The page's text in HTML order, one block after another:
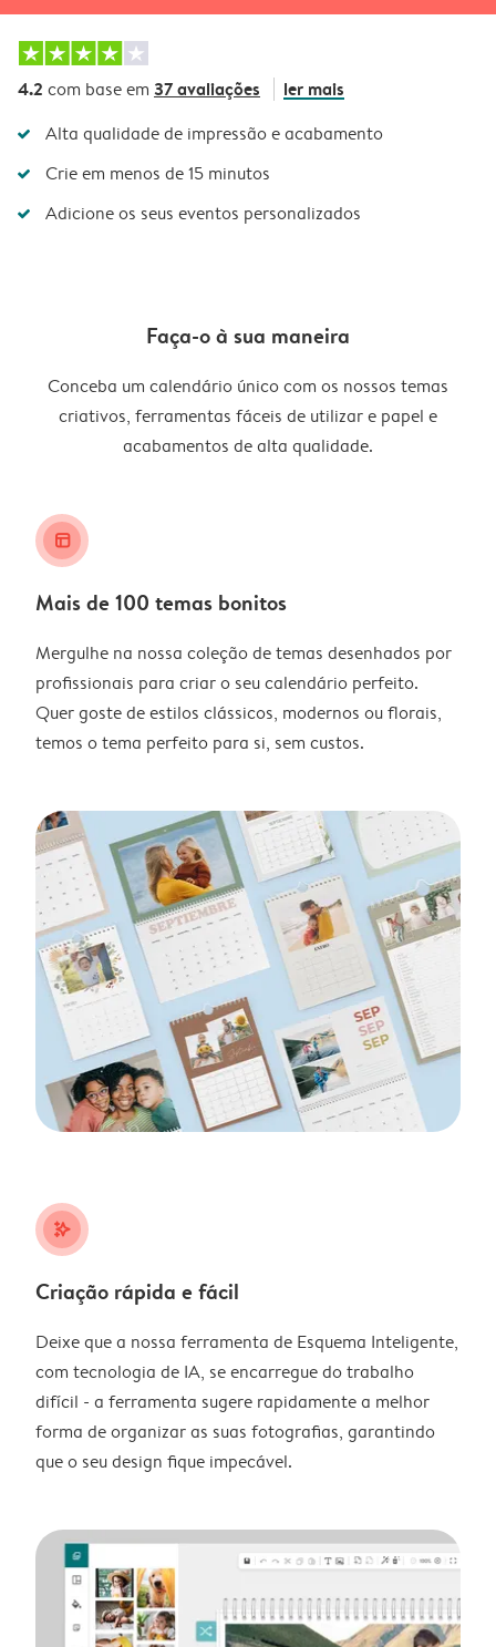
4.2 com base em 37 avaliações ler mais
Alta qualidade de impressão e acabamento
Crie em menos de 15 minutos
Adicione os seus eventos personalizados
Faça-o à sua maneira
Conceba um calendário único com os nossos temas
criativos, ferramentas fáceis de utilizar e papel e
acabamentos de alta qualidade.
layout_alt
Mais de 100 temas bonitos
Mergulhe na nossa coleção de temas desenhados por
profissionais para criar o seu calendário perfeito.
Quer goste de estilos clássicos, modernos ou florais,
temos o tema perfeito para si, sem custos.
stars_plus
Criação rápida e fácil
Deixe que a nossa ferramenta de Esquema Inteligente,
com tecnologia de IA, se encarregue do trabalho
difícil - a ferramenta sugere rapidamente a melhor
forma de organizar as suas fotografias, garantindo
que o seu design fique impecável.